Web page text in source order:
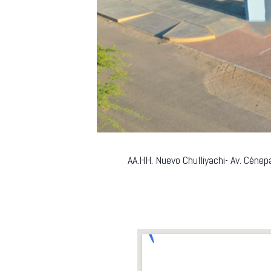
AA.HH. Nuevo Chulliyachi- Av.